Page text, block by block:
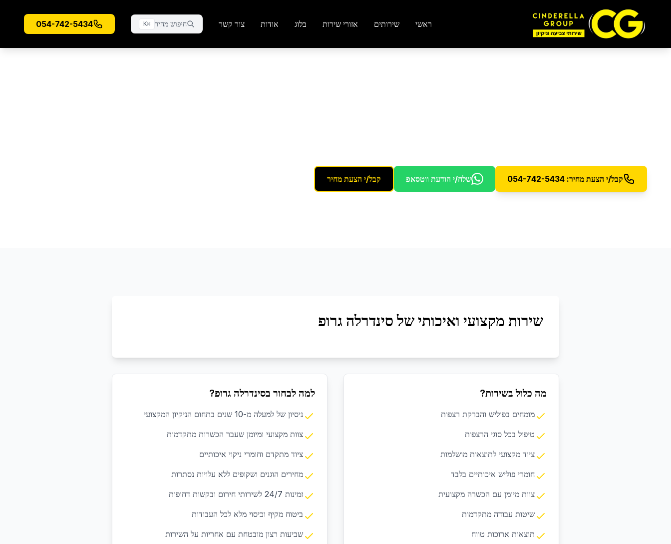
ראשי שירותים אזורי שירות בלוג אודות צור קשר חיפוש מהיר ⌘
K
054-742-5434
קבל/י הצעת מחיר: 054-742-5434 שלח/י הודעת ווטסאפ קבל/י הצעת מחיר
שירות מקצועי ואיכותי של סינדרלה גרופ
מה כלול בשירות?
מומחים בפוליש והברקת רצפות
טיפול בכל סוגי הרצפות
ציוד מקצועי לתוצאות מושלמות
חומרי פוליש איכותיים בלבד
צוות מיומן עם הכשרה מקצועית
שיטות עבודה מתקדמות
תוצאות ארוכות טווח
למה לבחור בסינדרלה גרופ?
ניסיון של למעלה מ-10 שנים בתחום הניקיון המקצועי
צוות מקצועי ומיומן שעבר הכשרות מתקדמות
ציוד מתקדם וחומרי ניקוי איכותיים
מחירים הוגנים ושקופים ללא עלויות נסתרות
זמינות 24/7 לשירותי חירום ובקשות דחופות
ביטוח מקיף וכיסוי מלא לכל העבודות
שביעות רצון מובטחת עם אחריות על השירות